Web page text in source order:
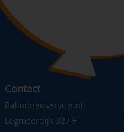
Contact
Ballonnenservice.nl
Legmeerdijk 327 F